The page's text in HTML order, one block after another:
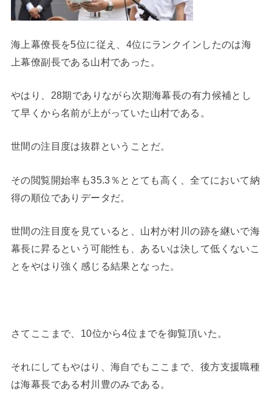
海上幕僚長を5位に従え、4位にランクインしたのは海
上幕僚副長である山村であった。
やはり、28期でありながら次期海幕長の有力候補とし
て早くから名前が上がっていた山村である。
世間の注目度は抜群ということだ。
その閲覧開始率も35.3％ととても高く、全てにおいて納
得の順位でありデータだ。
世間の注目度を見ていると、山村が村川の跡を継いで海
幕長に昇るという可能性も、あるいは決して低くないこ
とをやはり強く感じる結果となった。
さてここまで、10位から4位までを御覧頂いた。
それにしてもやはり、海自でもここまで、後方支援職種
は海幕長である村川豊のみである。